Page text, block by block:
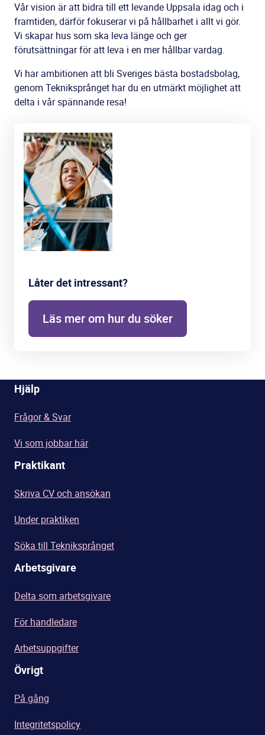
Vår vision är att bidra till ett levande Uppsala idag och i
framtiden, därför fokuserar vi på hållbarhet i allt vi gör.
Vi skapar hus som ska leva länge och ger
förutsättningar för att leva i en mer hållbar vardag.
Vi har ambitionen att bli Sveriges bästa bostadsbolag,
genom Tekniksprånget har du en utmärkt möjlighet att
delta i vår spännande resa!
Låter det intressant?
Läs mer om hur du söker
Hjälp
Frågor & Svar
Vi som jobbar här
Praktikant
Skriva CV och ansökan
Under praktiken
Söka till Tekniksprånget
Arbetsgivare
Delta som arbetsgivare
För handledare
Arbetsuppgifter
Övrigt
På gång
Integritetspolicy